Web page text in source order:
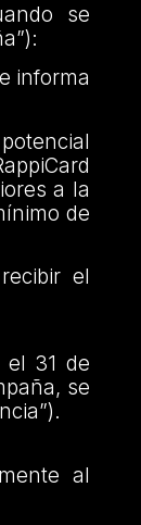
se
informa
a la
de
el
el 31 de
se
al